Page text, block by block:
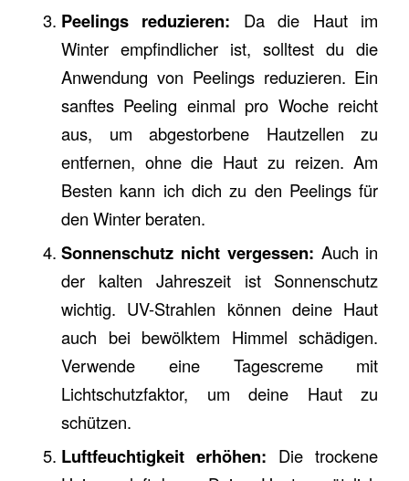
Peelings reduzieren: Da die Haut im
Winter empfindlicher ist, solltest du die
Anwendung von Peelings reduzieren. Ein
sanftes Peeling einmal pro Woche reicht
aus, um abgestorbene Hautzellen zu
entfernen, ohne die Haut zu reizen. Am
Besten kann ich dich zu den Peelings für
den Winter beraten.
Sonnenschutz nicht vergessen: Auch in
der kalten Jahreszeit ist Sonnenschutz
wichtig. UV-Strahlen können deine Haut
auch bei bewölktem Himmel schädigen.
Verwende eine Tagescreme mit
Lichtschutzfaktor, um deine Haut zu
schützen.
Luftfeuchtigkeit erhöhen: Die trockene